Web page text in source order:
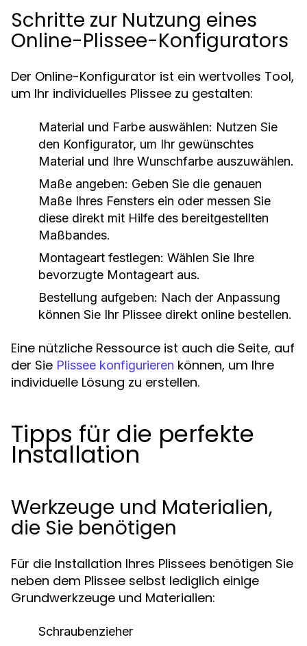
Schritte zur Nutzung eines
Online-Plissee-Konfigurators
Der Online-Konfigurator ist ein wertvolles Tool,
um Ihr individuelles Plissee zu gestalten:
Material und Farbe auswählen: Nutzen Sie
den Konfigurator, um Ihr gewünschtes
Material und Ihre Wunschfarbe auszuwählen.
Maße angeben: Geben Sie die genauen
Maße Ihres Fensters ein oder messen Sie
diese direkt mit Hilfe des bereitgestellten
Maßbandes.
Montageart festlegen: Wählen Sie Ihre
bevorzugte Montageart aus.
Bestellung aufgeben: Nach der Anpassung
können Sie Ihr Plissee direkt online bestellen.
Eine nützliche Ressource ist auch die Seite, auf
der Sie Plissee konfigurieren können, um Ihre
individuelle Lösung zu erstellen.
Tipps für die perfekte
Installation
Werkzeuge und Materialien,
die Sie benötigen
Für die Installation Ihres Plissees benötigen Sie
neben dem Plissee selbst lediglich einige
Grundwerkzeuge und Materialien:
Schraubenzieher